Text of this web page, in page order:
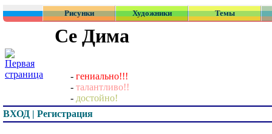
Рисунки Художники Темы
Се Дима
- гениально!!!
- талантливо!!
- достойно!
ВХОД | Регистрация